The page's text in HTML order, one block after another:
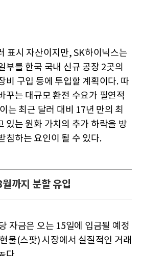
표시 자산이지만, SK하이닉스는
부를 한국 국내 신규 공장 2곳의
비 구입 등에 투입할 계획이다. 따
꾸는 대규모 환전 수요가 필연적
는 최근 달러 대비 17년 만의 최
있는 원화 가치의 추가 하락을 방
침하는 요인이 될 수 있다.
까지 분할 유입
자금은 오는 15일에 입금될 예정
물(스팟) 시장에서 실질적인 거래